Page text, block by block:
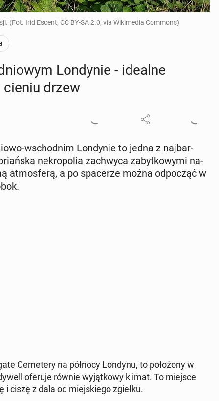
(Fot. Irid Escent, CC BY-SA 2.0, via Wikimedia Commons)
Lon­dy­nie - idealne
drzew
wschod­nim Lon­dy­nie to jedna z naj­bar­
ne­kro­po­lia za­chwy­ca za­byt­ko­wy­mi na­
at­mos­fe­rą, a po spa­ce­rze można od­po­cząć w
Ce­me­te­ry na północy Londynu, to po­ło­żo­ny w
oferuje równie wy­jąt­ko­wy klimat. To miejsce
ciszę z dala od miej­skie­go zgiełku.